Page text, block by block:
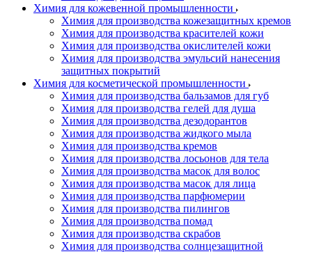
Химия для кожевенной промышленности
Химия для производства кожезащитных кремов
Химия для производства красителей кожи
Химия для производства окислителей кожи
Химия для производства эмульсий нанесения
защитных покрытий
Химия для косметической промышленности
Химия для производства бальзамов для губ
Химия для производства гелей для душа
Химия для производства дезодорантов
Химия для производства жидкого мыла
Химия для производства кремов
Химия для производства лосьонов для тела
Химия для производства масок для волос
Химия для производства масок для лица
Химия для производства парфюмерии
Химия для производства пилингов
Химия для производства помад
Химия для производства скрабов
Химия для производства солнцезащитной